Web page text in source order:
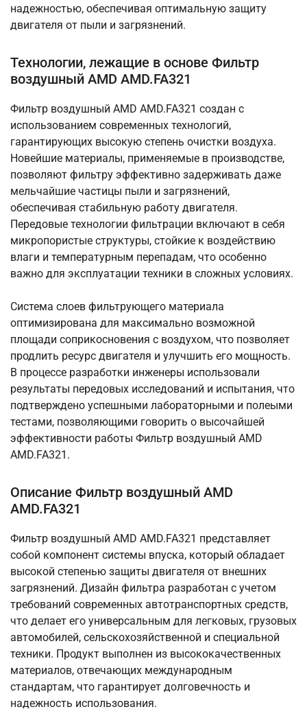
надежностью, обеспечивая оптимальную защиту
двигателя от пыли и загрязнений.
Технологии, лежащие в основе Фильтр
воздушный AMD AMD.FA321
Фильтр воздушный AMD AMD.FA321 создан с
использованием современных технологий,
гарантирующих высокую степень очистки воздуха.
Новейшие материалы, применяемые в производстве,
позволяют фильтру эффективно задерживать даже
мельчайшие частицы пыли и загрязнений,
обеспечивая стабильную работу двигателя.
Передовые технологии фильтрации включают в себя
микропористые структуры, стойкие к воздействию
влаги и температурным перепадам, что особенно
важно для эксплуатации техники в сложных условиях.
Система слоев фильтрующего материала
оптимизирована для максимально возможной
площади соприкосновения с воздухом, что позволяет
продлить ресурс двигателя и улучшить его мощность.
В процессе разработки инженеры использовали
результаты передовых исследований и испытания, что
подтверждено успешными лабораторными и полеыми
тестами, позволяющими говорить о высочайшей
эффективности работы Фильтр воздушный AMD
AMD.FA321.
Описание Фильтр воздушный AMD
AMD.FA321
Фильтр воздушный AMD AMD.FA321 представляет
собой компонент системы впуска, который обладает
высокой степенью защиты двигателя от внешних
загрязнений. Дизайн фильтра разработан с учетом
требований современных автотранспортных средств,
что делает его универсальным для легковых, грузовых
автомобилей, сельскохозяйственной и специальной
техники. Продукт выполнен из высококачественных
материалов, отвечающих международным
стандартам, что гарантирует долговечность и
надежность использования.